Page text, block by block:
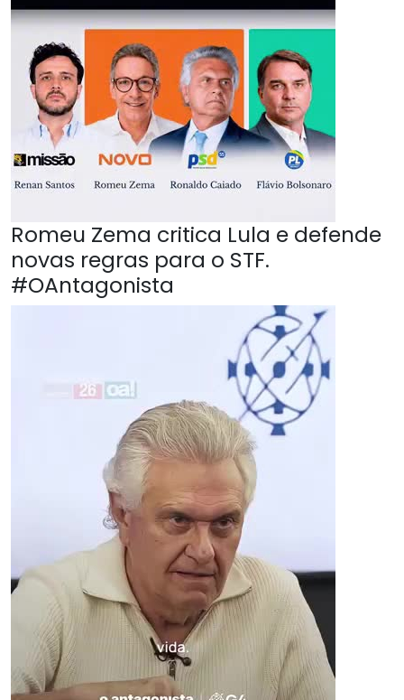
Romeu Zema critica Lula e defende
novas regras para o STF.
#OAntagonista